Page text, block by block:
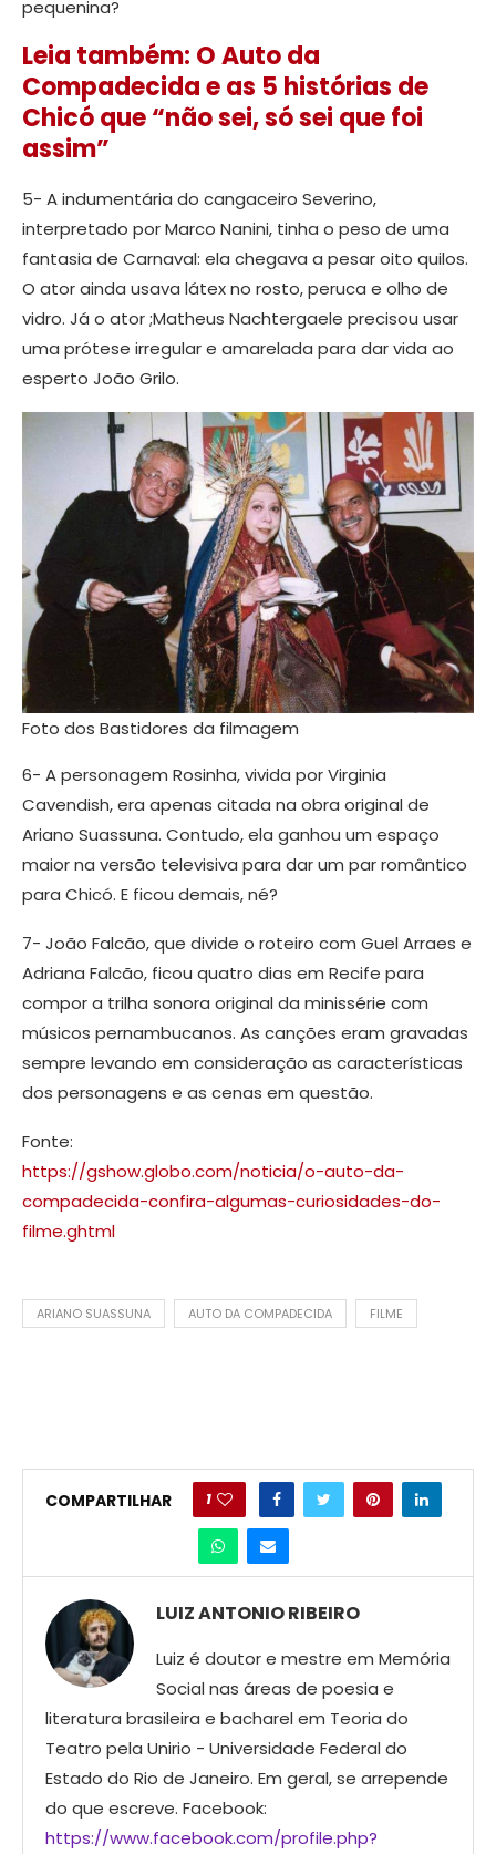
pequenina?
Leia também: O Auto da
Compadecida e as 5 histórias de
Chicó que “não sei, só sei que foi
assim”
5- A indumentária do cangaceiro Severino,
interpretado por Marco Nanini, tinha o peso de uma
fantasia de Carnaval: ela chegava a pesar oito quilos.
O ator ainda usava látex no rosto, peruca e olho de
vidro. Já o ator ;Matheus Nachtergaele precisou usar
uma prótese irregular e amarelada para dar vida ao
esperto João Grilo.
Foto dos Bastidores da filmagem
6- A personagem Rosinha, vivida por Virginia
Cavendish, era apenas citada na obra original de
Ariano Suassuna. Contudo, ela ganhou um espaço
maior na versão televisiva para dar um par romântico
para Chicó. E ficou demais, né?
7- João Falcão, que divide o roteiro com Guel Arraes e
Adriana Falcão, ficou quatro dias em Recife para
compor a trilha sonora original da minissérie com
músicos pernambucanos. As canções eram gravadas
sempre levando em consideração as características
dos personagens e as cenas em questão.
Fonte:
https://gshow.globo.com/noticia/o-auto-da-
compadecida-confira-algumas-curiosidades-do-
filme.ghtml
ARIANO SUASSUNA AUTO DA COMPADECIDA FILME
COMPARTILHAR 1
LUIZ ANTONIO RIBEIRO
Luiz é doutor e mestre em Memória
Social nas áreas de poesia e
literatura brasileira e bacharel em Teoria do
Teatro pela Unirio - Universidade Federal do
Estado do Rio de Janeiro. Em geral, se arrepende
do que escreve. Facebook:
https://www.facebook.com/profile.php?